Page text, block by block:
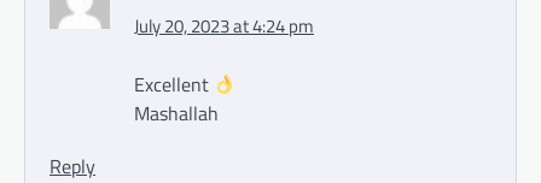
July 20, 2023 at 4:24 pm
Excellent
Mashallah
Reply